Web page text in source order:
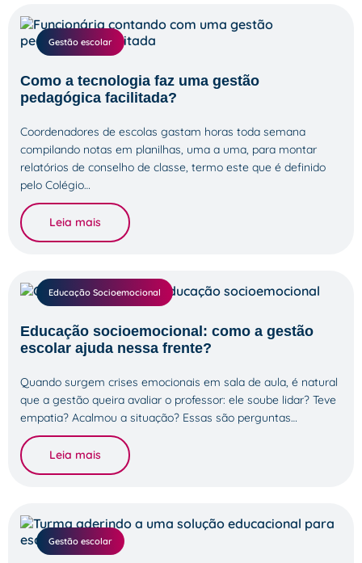
Gestão escolar
Como a tecnologia faz uma gestão
pedagógica facilitada?
Coordenadores de escolas gastam horas toda semana
compilando notas em planilhas, uma a uma, para montar
relatórios de conselho de classe, termo este que é definido
pelo Colégio…
Leia mais
Educação Socioemocional
Educação socioemocional: como a gestão
escolar ajuda nessa frente?
Quando surgem crises emocionais em sala de aula, é natural
que a gestão queira avaliar o professor: ele soube lidar? Teve
empatia? Acalmou a situação? Essas são perguntas…
Leia mais
Gestão escolar